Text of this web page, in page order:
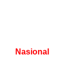
Nasional